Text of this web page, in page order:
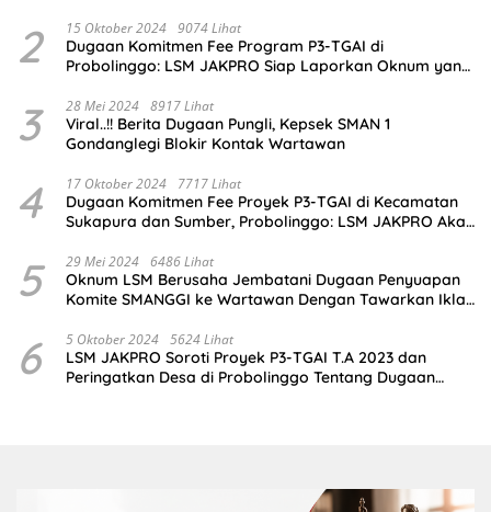
2 15 Oktober 2024 9074 Lihat
Dugaan Komitmen Fee Program P3-TGAI di
Probolinggo: LSM JAKPRO Siap Laporkan Oknum yang
3 28 Mei 2024 8917 Lihat
Viral..!! Berita Dugaan Pungli, Kepsek SMAN 1
Gondanglegi Blokir Kontak Wartawan
4 17 Oktober 2024 7717 Lihat
Dugaan Komitmen Fee Proyek P3-TGAI di Kecamatan
Sukapura dan Sumber, Probolinggo: LSM JAKPRO Akan
5 29 Mei 2024 6486 Lihat
Oknum LSM Berusaha Jembatani Dugaan Penyuapan
Komite SMANGGI ke Wartawan Dengan Tawarkan Iklan
6 5 Oktober 2024 5624 Lihat
LSM JAKPRO Soroti Proyek P3-TGAI T.A 2023 dan
Peringatkan Desa di Probolinggo Tentang Dugaan